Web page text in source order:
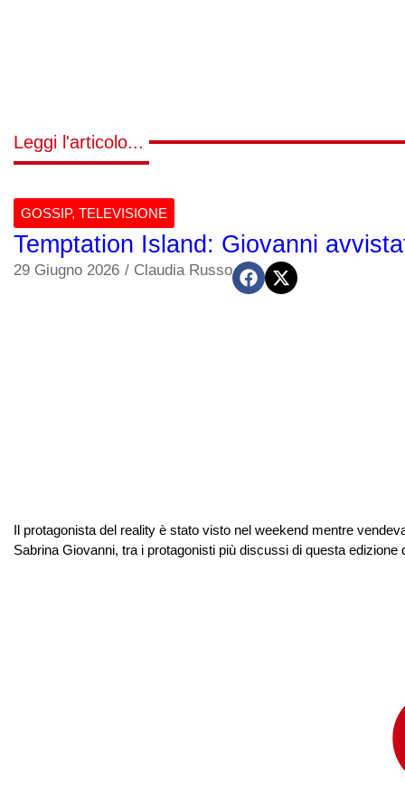
Leggi l'articolo...
GOSSIP, TELEVISIONE
Temptation Island: Giovanni
29 Giugno 2026 / Claudia Russo
Il protagonista del reality è stato visto nel weekend mentre
Sabrina Giovanni, tra i protagonisti più discussi di questa